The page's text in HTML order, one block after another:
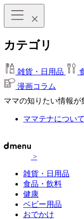
カテゴリ
雑貨・日用品
漫画コラム
ママの知りたい情報が
ママテナについて
>
雑貨・日用品
食品・飲料
健康
ベビー用品
おでかけ